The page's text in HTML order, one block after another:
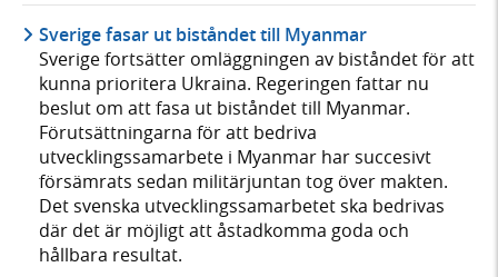
Sverige fasar ut biståndet till Myanmar
Sverige fortsätter omläggningen av biståndet för att
kunna prioritera Ukraina. Regeringen fattar nu
beslut om att fasa ut biståndet till Myanmar.
Förutsättningarna för att bedriva
utvecklingssamarbete i Myanmar har succesivt
försämrats sedan militärjuntan tog över makten.
Det svenska utvecklingssamarbetet ska bedrivas
där det är möjligt att åstadkomma goda och
hållbara resultat.